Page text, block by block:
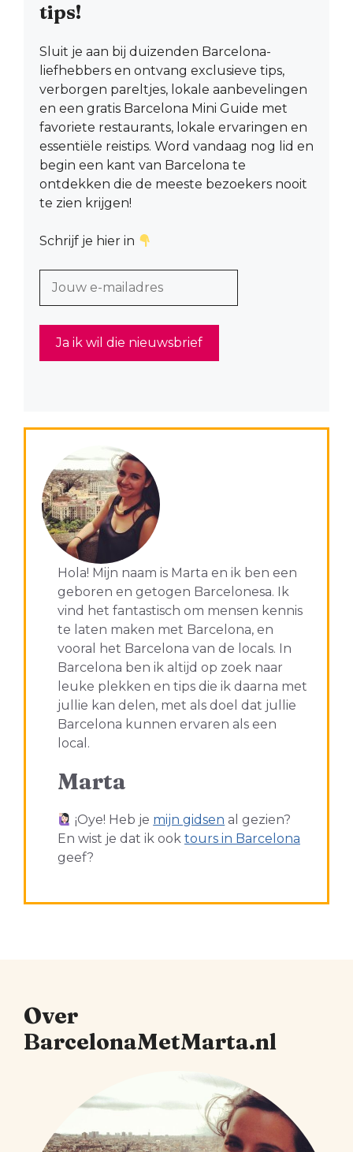
tips!
Sluit je aan bij duizenden Barcelona-
liefhebbers en ontvang exclusieve tips,
verborgen pareltjes, lokale aanbevelingen
en een gratis Barcelona Mini Guide met
favoriete restaurants, lokale ervaringen en
essentiële reistips. Word vandaag nog lid en
begin een kant van Barcelona te
ontdekken die de meeste bezoekers nooit
te zien krijgen!
Schrijf je hier in
Hola! Mijn naam is Marta en ik ben een
geboren en getogen Barcelonesa. Ik
vind het fantastisch om mensen kennis
te laten maken met Barcelona, en
vooral het Barcelona van de locals. In
Barcelona ben ik altijd op zoek naar
leuke plekken en tips die ik daarna met
jullie kan delen, met als doel dat jullie
Barcelona kunnen ervaren als een
local.
Marta
¡Oye! Heb je mijn gidsen al gezien?
En wist je dat ik ook tours in Barcelona
geef?
Over
BarcelonaMetMarta.nl